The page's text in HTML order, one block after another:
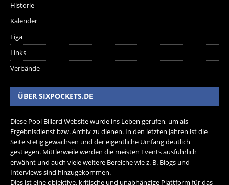
Historie
Kalender
Liga
Links
Verbände
ÜBER SIXPOCKETS.DE
Diese Pool Billard Website wurde ins Leben gerufen, um als
Ergebnisdienst bzw. Archiv zu dienen. In den letzten Jahren ist die
Seite stetig gewachsen und der eigentliche Umfang deutlich
gestiegen. Mittlerweile werden die meisten Events ausführlich
erwähnt und auch viele weitere Bereiche wie z. B. Blogs und
Interviews sind hinzugekommen.
Dies ist eine objektive, kritische und unabhängige Plattform für das